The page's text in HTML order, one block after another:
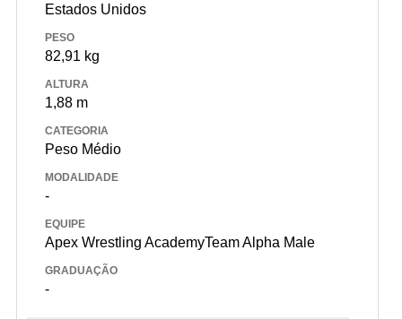
Estados Unidos
PESO
82,91 kg
ALTURA
1,88 m
CATEGORIA
Peso Médio
MODALIDADE
-
EQUIPE
Apex Wrestling AcademyTeam Alpha Male
GRADUAÇÃO
-